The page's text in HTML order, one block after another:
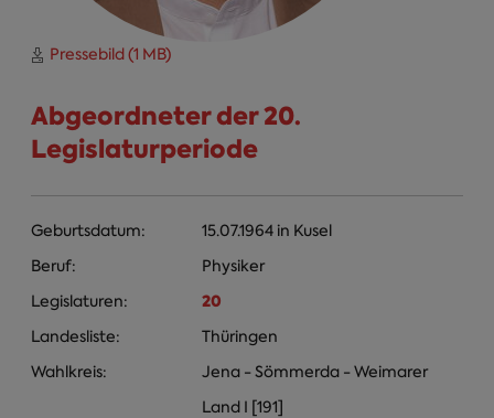
Pressebild (1 MB)
Abgeordneter der 20.
Legislaturperiode
Geburtsdatum: 15.07.1964 in Kusel
Beruf:
Physiker
Legislaturen:
20
Landesliste:
Thüringen
Wahlkreis:
Jena - Sömmerda - Weimarer
Land I [191]